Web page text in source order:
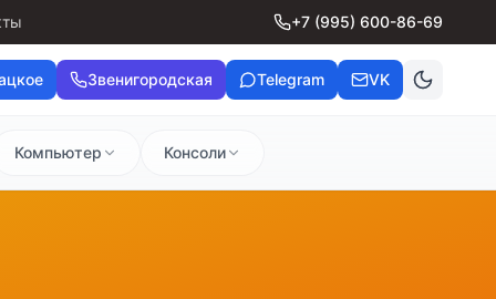
+7 (995) 600-86-69
Звенигородская Telegram VK
Компьютер Консоли